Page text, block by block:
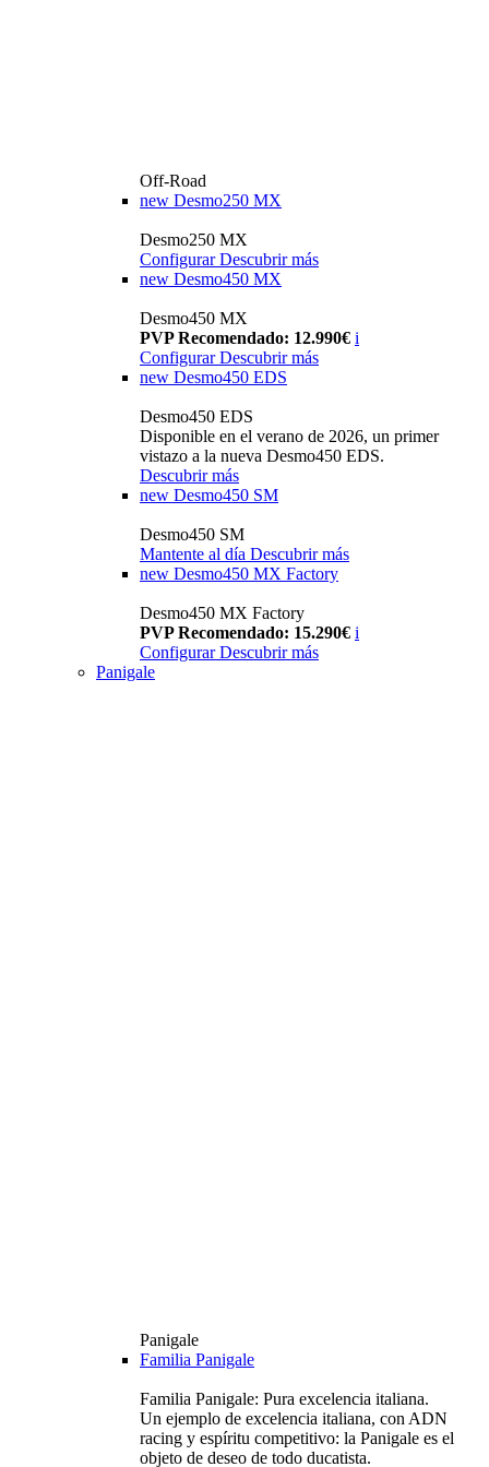
Off-Road
new Desmo250 MX
Desmo250 MX
Configurar Descubrir más
new Desmo450 MX
Desmo450 MX
PVP Recomendado: 12.990€ i
Configurar Descubrir más
new Desmo450 EDS
Desmo450 EDS
Disponible en el verano de 2026, un primer
vistazo a la nueva Desmo450 EDS.
Descubrir más
new Desmo450 SM
Desmo450 SM
Mantente al día Descubrir más
new Desmo450 MX Factory
Desmo450 MX Factory
PVP Recomendado: 15.290€ i
Configurar Descubrir más
Panigale
Panigale
Familia Panigale
Familia Panigale: Pura excelencia italiana.
Un ejemplo de excelencia italiana, con ADN
racing y espíritu competitivo: la Panigale es el
objeto de deseo de todo ducatista.